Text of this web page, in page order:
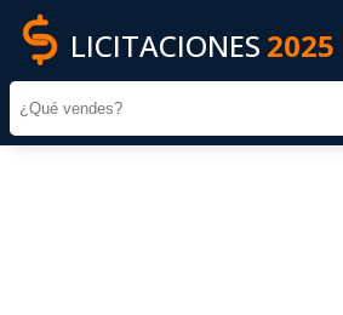
LICITACIONES 2025